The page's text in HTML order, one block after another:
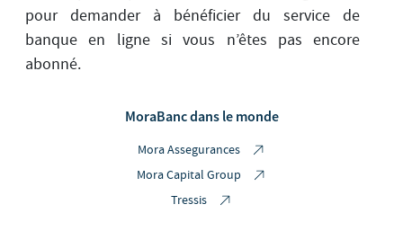
pour demander à bénéficier du service de
banque en ligne si vous n’êtes pas encore
abonné.
MoraBanc dans le monde
Mora Assegurances
Mora Capital Group
Tressis